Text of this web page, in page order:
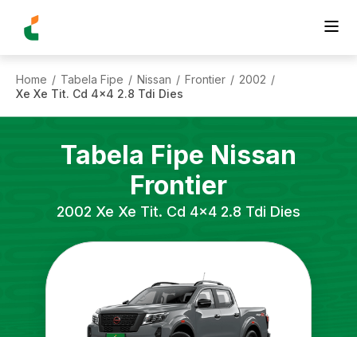
Home / Tabela Fipe / Nissan / Frontier / 2002 /
Xe Xe Tit. Cd 4x4 2.8 Tdi Dies
Tabela Fipe Nissan
Frontier
2002 Xe Xe Tit. Cd 4x4 2.8 Tdi Dies